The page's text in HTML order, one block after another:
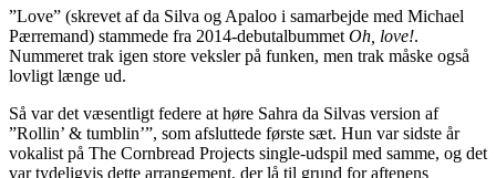
”Love” (skrevet af da Silva og Apaloo i samarbejde med Michael
Pærremand) stammede fra 2014-debutalbummet Oh, love!.
Nummeret trak igen store veksler på funken, men trak måske også
lovligt længe ud.
Så var det væsentligt federe at høre Sahra da Silvas version af
”Rollin’ & tumblin’”, som afsluttede første sæt. Hun var sidste år
vokalist på The Cornbread Projects single-udspil med samme, og det
var tydeligvis dette arrangement, der lå til grund for aftenens